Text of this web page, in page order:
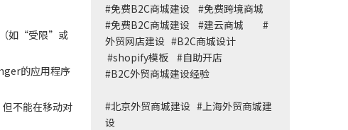
（如“受限”或
的应用程序
不能在移动对
#免费B2C商城建设 #免费跨境商城
#免费B2C商城建设 #建云商城 #
外贸网店建设 #B2C商城设计
#shopify模板 #自助开店
#B2C外贸商城建设经验
#北京外贸商城建设 # 上海外贸商城建
设